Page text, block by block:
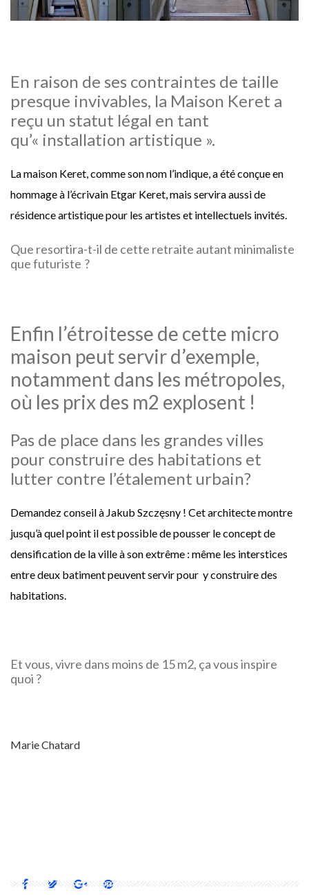
En raison de ses contraintes de taille
presque invivables, la Maison Keret a
reçu un statut légal en tant
qu’« installation artistique ».
La maison Keret, comme son nom l’indique, a été conçue en
hommage à l’écrivain Etgar Keret, mais servira aussi de
résidence artistique pour les artistes et intellectuels invités.
Que resortira-t-il de cette retraite autant minimaliste
que futuriste ?
Enfin l’étroitesse de cette micro
maison peut servir d’exemple,
notamment dans les métropoles,
où les prix des m2 explosent !
Pas de place dans les grandes villes
pour construire des habitations et
lutter contre l’étalement urbain?
Demandez conseil à Jakub Szczęsny ! Cet architecte montre
jusqu’à quel point il est possible de pousser le concept de
densification de la ville à son extrême : même les interstices
entre deux batiment peuvent servir pour y construire des
habitations.
Et vous, vivre dans moins de 15 m2, ça vous inspire
quoi ?
Marie Chatard